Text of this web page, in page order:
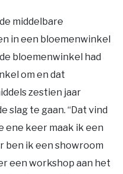
middelbare
in een bloemenwinkel
bloemenwinkel had
om en dat
zestien jaar
slag te gaan. “Dat vind
ene keer maak ik een
ben ik een showroom
een workshop aan het